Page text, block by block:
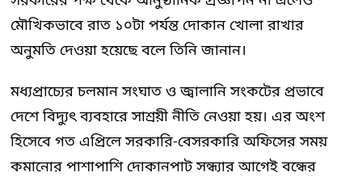
মৌখিকভাবে রাত ১০টা পর্যন্ত দোকান খোলা রাখার
অনুমতি দেওয়া হয়েছে বলে তিনি জানান।
মধ্যপ্রাচ্যের চলমান সংঘাত ও জ্বালানি সংকটের প্রভাবে
দেশে বিদ্যুৎ ব্যবহারে সাশ্রয়ী নীতি নেওয়া হয়। এর অংশ
হিসেবে গত এপ্রিলে সরকারি-বেসরকারি অফিসের সময়
কমানোর পাশাপাশি দোকানপাট সন্ধ্যার আগেই বন্ধের